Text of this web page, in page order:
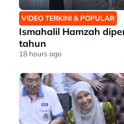
VIDEO TERKINI & POPULAR
Ismahalil Hamzah
tahun
18 hours ago